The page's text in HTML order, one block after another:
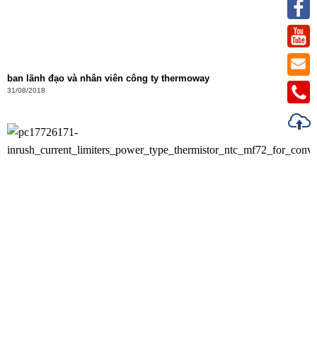
ban lãnh đạo và nhân viên công ty thermoway
31/08/2018